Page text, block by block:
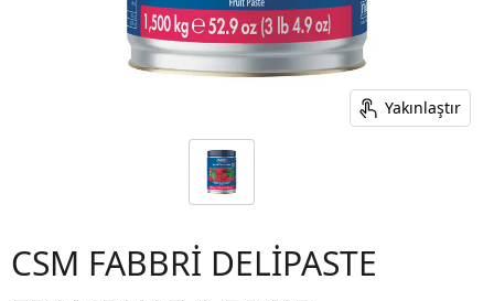
Yakınlaştır
CSM FABBRİ DELİPASTE